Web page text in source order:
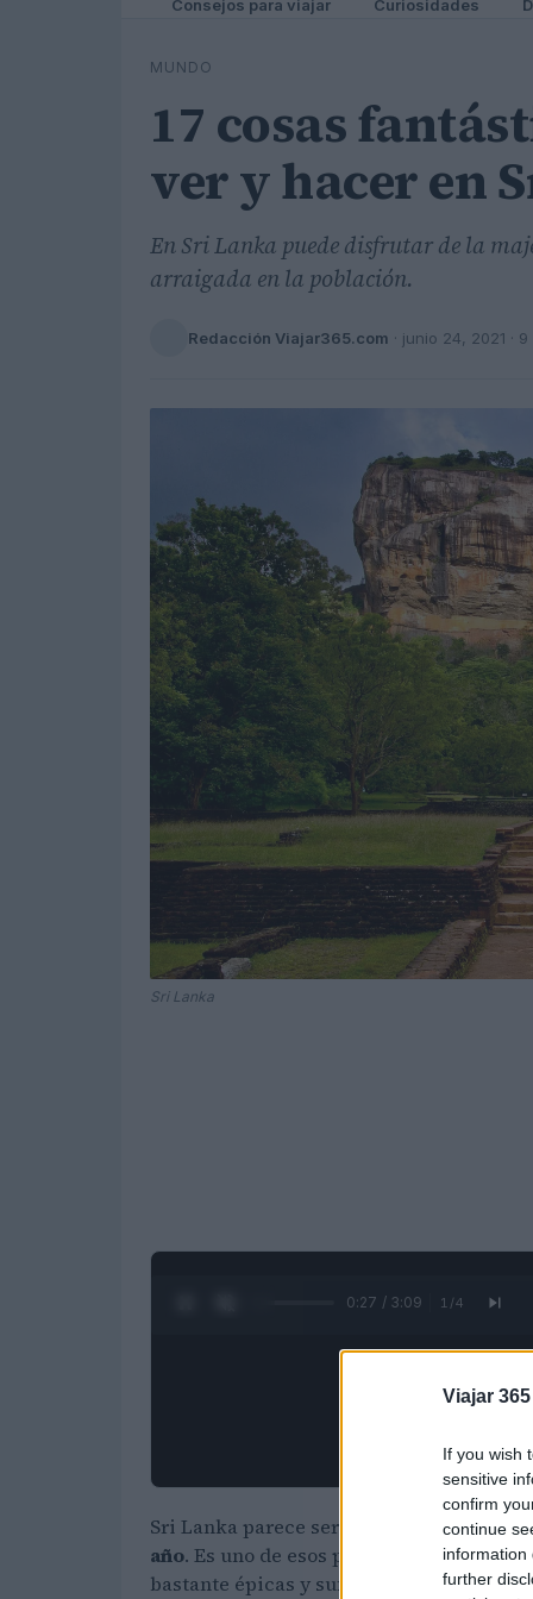
Viajar 365
If you wish
sensitive
confirm
continue
information
further
Consejos para viajar Curiosidades
MUNDO
17 cosas
ver y hacer en
En Sri Lanka puede disfrutar de la
arraigada en la población.
Redacción Viajar365.com · junio 24, 2021 ·
Sri Lanka
0:28 / 3:09 1 /4
Sri Lanka parece ser uno de
esos países
año. Es uno de esos países especiales
bastante épicas y suficientes